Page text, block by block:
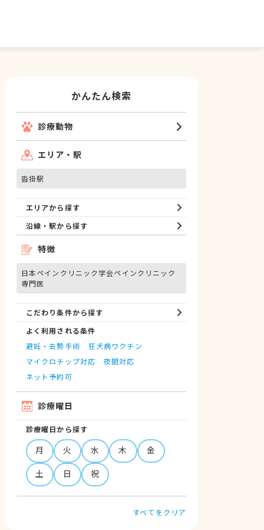
かんたん検索
診療動物
エリア・駅
沓掛駅
エリアから探す
沿線・駅から探す
特徴
日本ペインクリニック学会ペインクリニック
専門医
こだわり条件から探す
よく利用される条件
避妊・去勢手術
狂犬病ワクチン
マイクロチップ対応
夜間対応
ネット予約可
診療曜日
診療曜日から探す
月 火 水 木
金
土
日 祝
すべてをクリア